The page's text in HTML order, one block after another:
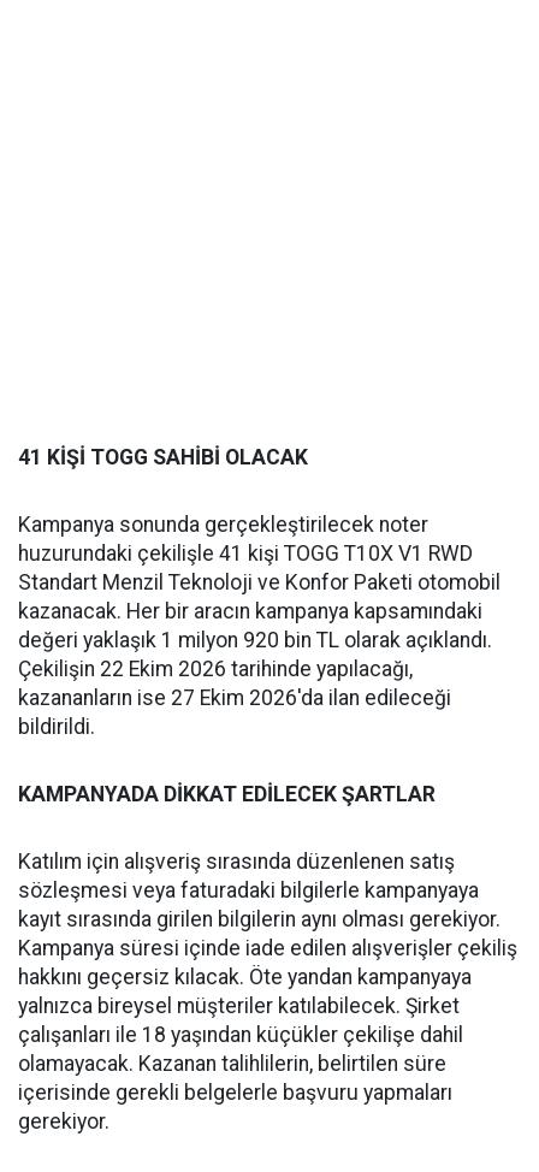
41 KİŞİ TOGG SAHİBİ OLACAK
Kampanya sonunda gerçekleştirilecek noter
huzurundaki çekilişle 41 kişi TOGG T10X V1 RWD
Standart Menzil Teknoloji ve Konfor Paketi otomobil
kazanacak. Her bir aracın kampanya kapsamındaki
değeri yaklaşık 1 milyon 920 bin TL olarak açıklandı.
Çekilişin 22 Ekim 2026 tarihinde yapılacağı,
kazananların ise 27 Ekim 2026'da ilan edileceği
bildirildi.
KAMPANYADA DİKKAT EDİLECEK ŞARTLAR
Katılım için alışveriş sırasında düzenlenen satış
sözleşmesi veya faturadaki bilgilerle kampanyaya
kayıt sırasında girilen bilgilerin aynı olması gerekiyor.
Kampanya süresi içinde iade edilen alışverişler çekiliş
hakkını geçersiz kılacak. Öte yandan kampanyaya
yalnızca bireysel müşteriler katılabilecek. Şirket
çalışanları ile 18 yaşından küçükler çekilişe dahil
olamayacak. Kazanan talihlilerin, belirtilen süre
içerisinde gerekli belgelerle başvuru yapmaları
gerekiyor.